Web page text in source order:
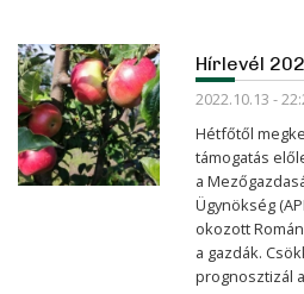
Hírlevél
2022.10.13 -
Hétfőtől
támogatás
a
Ügynökség
okozott
a gazdák.
prognosztizál